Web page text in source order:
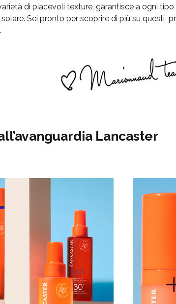
di piacevoli texture, garantisce a ogni
Sei pronto per scoprire di più su questi
Lancaster